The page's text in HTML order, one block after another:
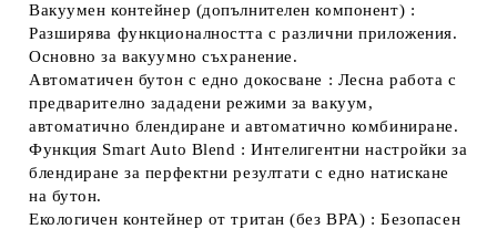
Вакуумен контейнер (допълнителен компонент) :
Разширява функционалността с различни приложения.
Основно за вакуумно съхранение.
Автоматичен бутон с едно докосване : Лесна работа с
предварително зададени режими за вакуум,
автоматично блендиране и автоматично комбиниране.
Функция Smart Auto Blend : Интелигентни настройки за
блендиране за перфектни резултати с едно натискане
на бутон.
Екологичен контейнер от тритан (без BPA) : Безопасен